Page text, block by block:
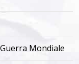
Mondiale